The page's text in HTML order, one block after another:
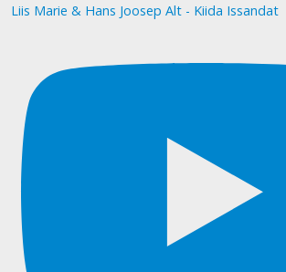
Liis Marie & Hans Joosep Alt - Kiida Issandat